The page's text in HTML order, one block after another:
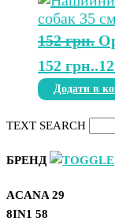
152грн.
152 грн..
Додати в
TEXT SEARCH
БРЕНД
ACANA 29
8IN1 58